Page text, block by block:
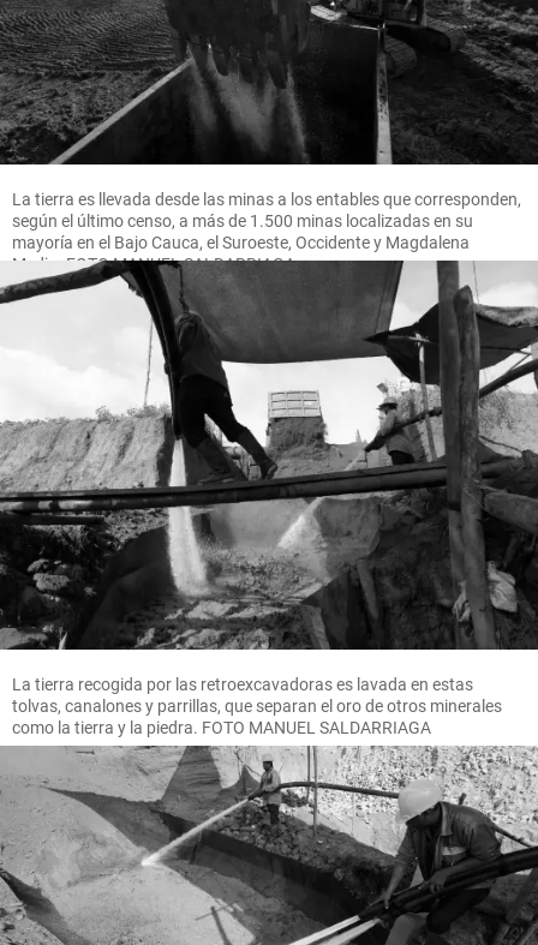
La tierra es llevada desde las minas a los entables que corresponden,
según el último censo, a más de 1.500 minas localizadas en su
mayoría en el Bajo Cauca, el Suroeste, Occidente y Magdalena
Medio. FOTO MANUEL SALDARRIAGA
La tierra recogida por las retroexcavadoras es lavada en estas
tolvas, canalones y parrillas, que separan el oro de otros minerales
como la tierra y la piedra. FOTO MANUEL SALDARRIAGA